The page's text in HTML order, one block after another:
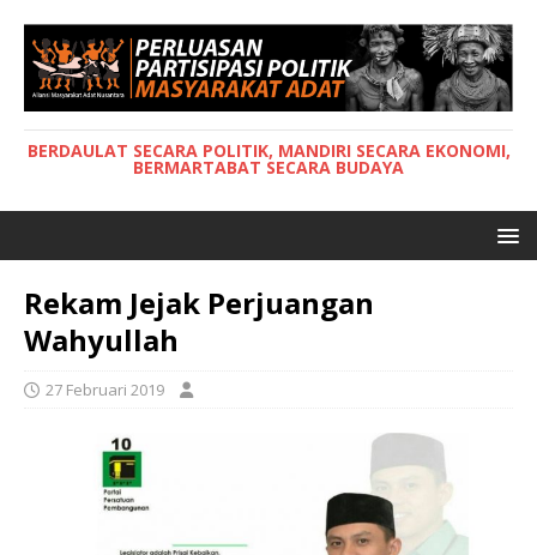
BERDAULAT SECARA POLITIK, MANDIRI SECARA EKONOMI,
BERMARTABAT SECARA BUDAYA
Rekam Jejak Perjuangan
Wahyullah
27 Februari 2019